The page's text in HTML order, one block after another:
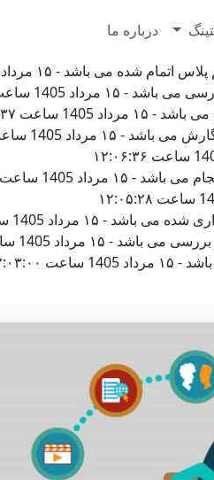
درباره ما
باشد - ۱۵ مرداد 1405 ساعت ۱۲:۱۴:۳۱
1405 ساعت ۱۲:۱۳:۵۷
ساعت ۱۲:۰۸:۳۷
1405 ساعت ۱۲:۰۷:۲۷
ساعت ۱۲:۰۵:۲۹
1405 ساعت ۱۲:۰۴:۵۱
1405 ساعت ۱۲:۰۴:۵۱